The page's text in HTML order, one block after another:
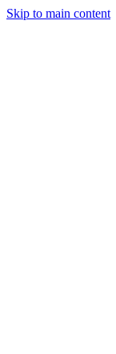
Skip to main content